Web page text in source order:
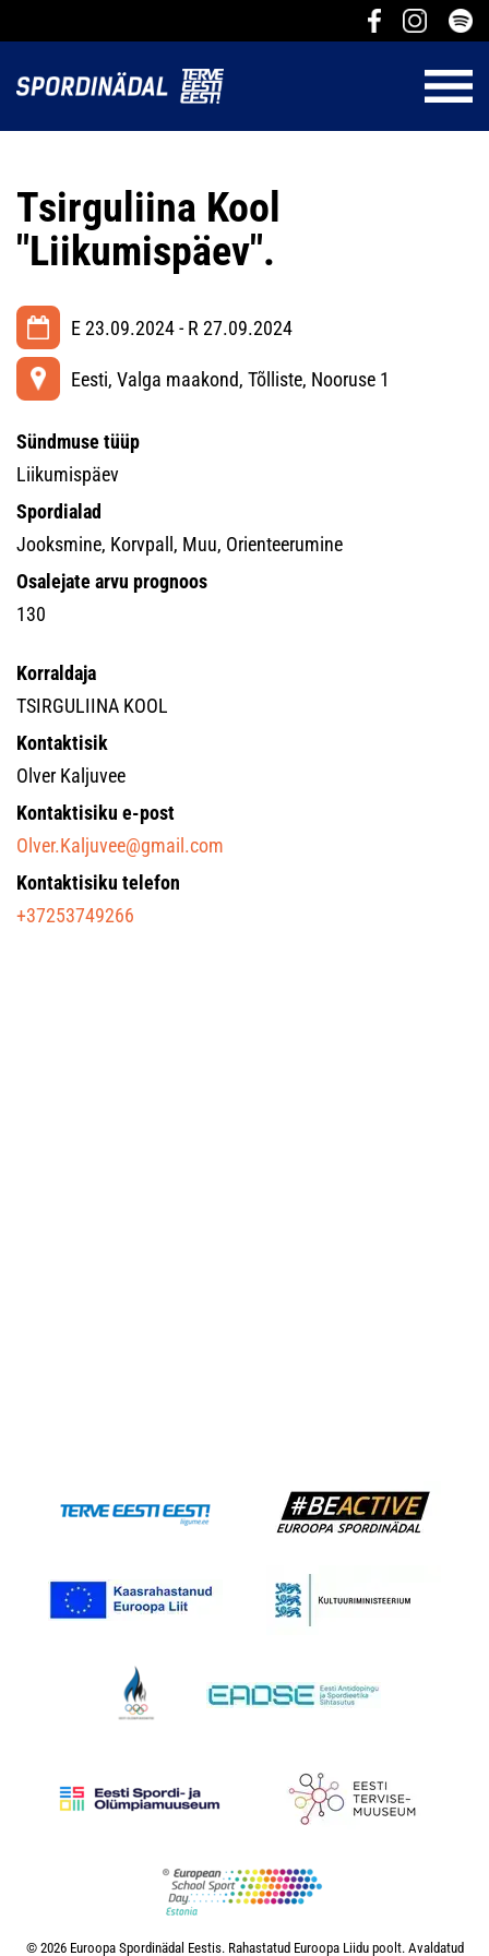
Tsirguliina Kool
"Liikumispäev".
E 23.09.2024 - R 27.09.2024
Eesti, Valga maakond, Tõlliste, Nooruse 1
Sündmuse tüüp
Liikumispäev
Spordialad
Jooksmine, Korvpall, Muu, Orienteerumine
Osalejate arvu prognoos
130
Korraldaja
TSIRGULIINA KOOL
Kontaktisik
Olver Kaljuvee
Kontaktisiku e-post
Olver.Kaljuvee@gmail.com
Kontaktisiku telefon
+37253749266
© 2026 Euroopa Spordinädal Eestis. Rahastatud Euroopa Liidu poolt. Avaldatud